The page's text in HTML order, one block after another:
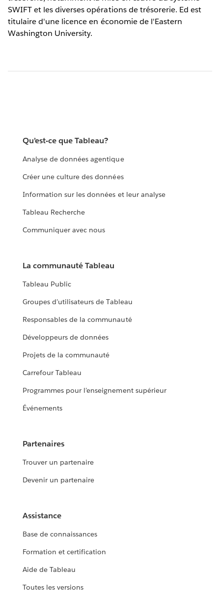
SWIFT et les diverses opérations de trésorerie. Ed est
titulaire d'une licence en économie de l'Eastern
Washington University.
Qu’est-ce que Tableau?
Analyse de données agentique
Créer une culture des données
Information sur les données et leur analyse
Tableau Recherche
Communiquer avec nous
La communauté Tableau
Tableau Public
Groupes d’utilisateurs de Tableau
Responsables de la communauté
Développeurs de données
Projets de la communauté
Carrefour Tableau
Programmes pour l’enseignement supérieur
Événements
Partenaires
Trouver un partenaire
Devenir un partenaire
Assistance
Base de connaissances
Formation et certification
Aide de Tableau
Toutes les versions